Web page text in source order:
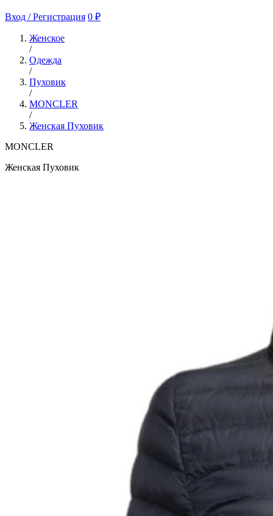
Вход / Регистрация 0 ₽
Женское
/
Одежда
/
Пуховик
/
MONCLER
/
Женская Пуховик
MONCLER
Женская Пуховик